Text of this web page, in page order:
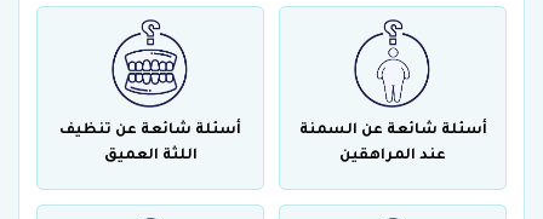
أسئلة شائعة عن السمنة
عند المراهقين
أسئلة شائعة عن تنظيف
اللثة العميق